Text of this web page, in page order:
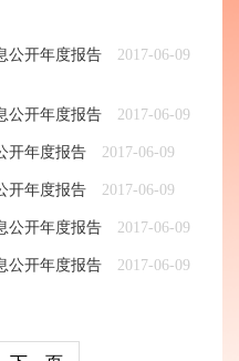
公开年度报告 2017-06-09
公开年度报告 2017-06-09
开年度报告 2017-06-09
开年度报告 2017-06-09
公开年度报告 2017-06-09
公开年度报告 2017-06-09